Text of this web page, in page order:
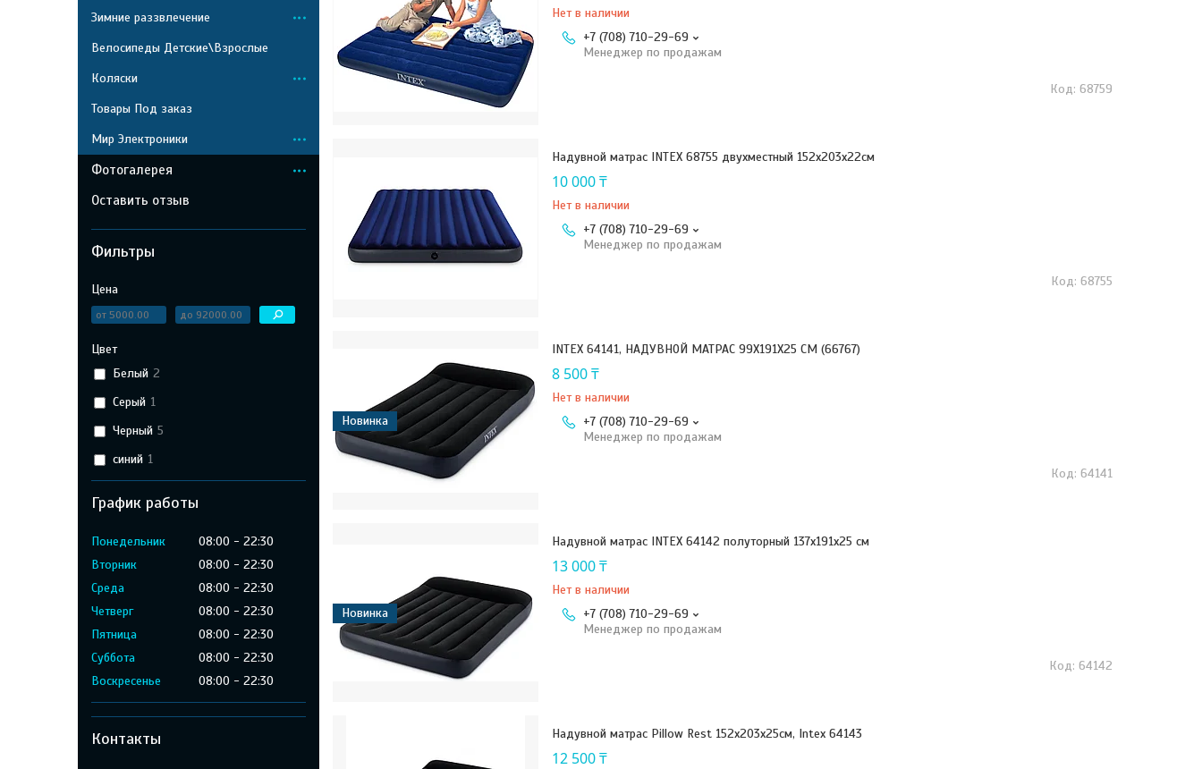
Нет в наличии
+7 (708) 710-29-69
Менеджер по продажам
68759
Надувной матрас INTEX 68755 двухместный 152x203x22см
10 000 ₸
Нет в наличии
+7 (708) 710-29-69
Менеджер по продажам
68755
Новинка
INTEX 64141, НАДУВНОЙ МАТРАС 99X191X25 СМ (66767)
8 500 ₸
Нет в наличии
+7 (708) 710-29-69
Менеджер по продажам
64141
Новинка
Надувной матрас INTEX 64142 полуторный 137х191х25 см
13 000 ₸
Нет в наличии
+7 (708) 710-29-69
Менеджер по продажам
64142
Надувной матрас Pillow Rest 152х203х25см, Intex 64143
12 500 ₸
Зимние раззвлечение
Велосипеды Детские\Взрослые
Коляски
Товары Под заказ
Мир Электроники
Фотогалерея
Оставить отзыв
Фильтры
Цена
Цвет
Белый 2
Серый 1
Черный 5
синий 1
График работы
Понедельник 08:00
22:30
Вторник
08:00
22:30
Среда
08:00
22:30
Четверг
08:00
22:30
Пятница
08:00
22:30
Суббота
08:00
22:30
Воскресенье
08:00 22:30
Контакты